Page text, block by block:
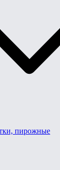
пирожные